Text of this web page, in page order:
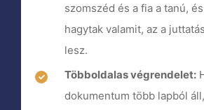
szomszéd és a fia a tanú,
hagytak valamit, az a
lesz.
Többoldalas végrendelet:
dokumentum több lapból